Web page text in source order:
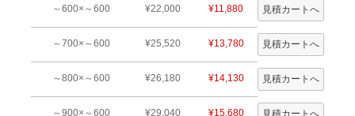
～600×～600 ¥22,000 ¥11,880
～700×～600 ¥25,520 ¥13,780
～800×～600 ¥26,180 ¥14,130
～900×～600 ¥29,040 ¥15,680